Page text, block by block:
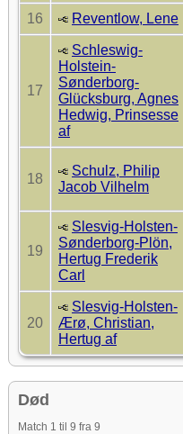
16 Reventlow, Lene
17
Schleswig-
Holstein-
Sønderborg-
Glücksburg, Agnes
Hedwig, Prinsesse
af
18
Schulz, Philip
Jacob Vilhelm
19
Slesvig-Holsten-
Sønderborg-Plön,
Hertug Frederik
Carl
20
Slesvig-Holsten-
Ærø, Christian,
Hertug af
Død
Match 1 til 9 fra 9